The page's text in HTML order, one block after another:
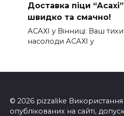
Доставка піци
швидко та смачно!
АСАХІ у Вінниці: Ваш
насолоди АСАХІ у
© 2026 pizzalike Використання
опублікованих на сайті,